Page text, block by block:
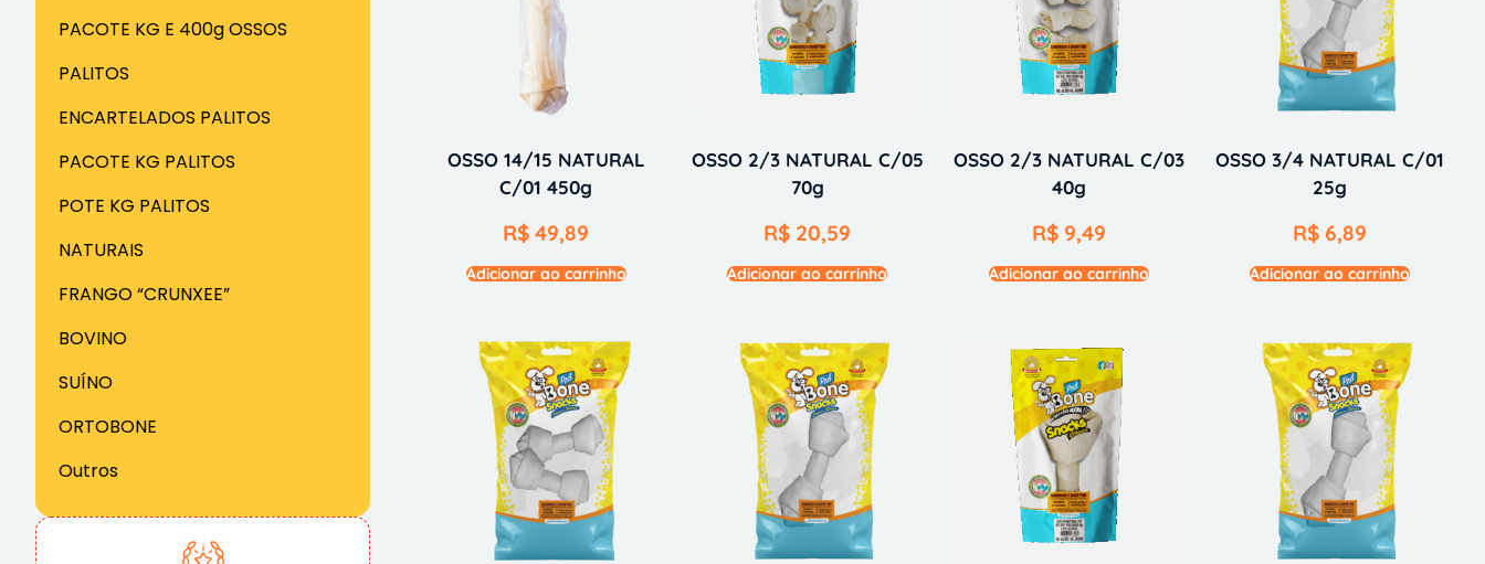
PACOTE KG E 400g OSSOS
PALITOS
ENCARTELADOS PALITOS
PACOTE KG PALITOS
POTE KG PALITOS
NATURAIS
FRANGO “CRUNXEE”
BOVINO
SUÍNO
ORTOBONE
Outros
OSSO 14/15 NATURAL
C/01 450g
R$ 49,89
Adicionar ao carrinho
OSSO 2/3 NATURAL C/05
70g
R$ 20,59
Adicionar ao carrinho
OSSO 2/3 NATURAL C/03
40g
R$9,49
Adicionar ao carrinho
OSSO 3/4 NATURAL C/01
25g
R$ 6,89
Adicionar ao carrinho